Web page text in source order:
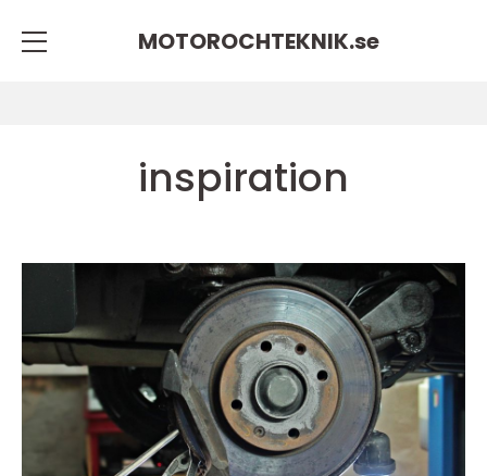
MOTOROCHTEKNIK.se
inspiration